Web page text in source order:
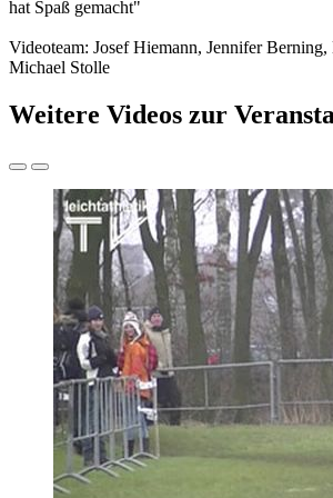
hat Spaß gemacht"
Videoteam: Josef Hiemann, Jennifer
Michael Stolle
Weitere Videos zur